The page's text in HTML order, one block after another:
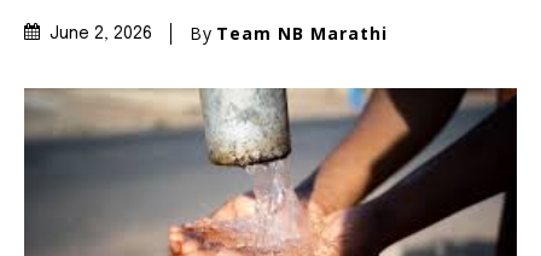
June 2, 2026 By Team NB Marathi